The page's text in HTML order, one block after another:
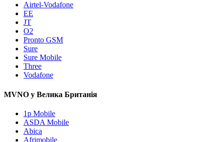
Airtel-Vodafone
EE
JT
O2
Pronto GSM
Sure
Sure Mobile
Three
Vodafone
MVNO у Велика Британія
1p Mobile
ASDA Mobile
Abica
Afrimobile